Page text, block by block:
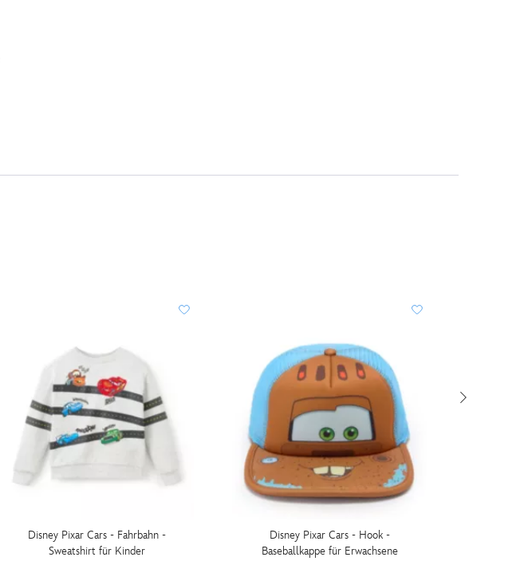
Disney Pixar Cars - Fahrbahn -
Sweatshirt für Kinder
Disney Pixar Cars - Hook -
Baseballkappe für Erwachsene